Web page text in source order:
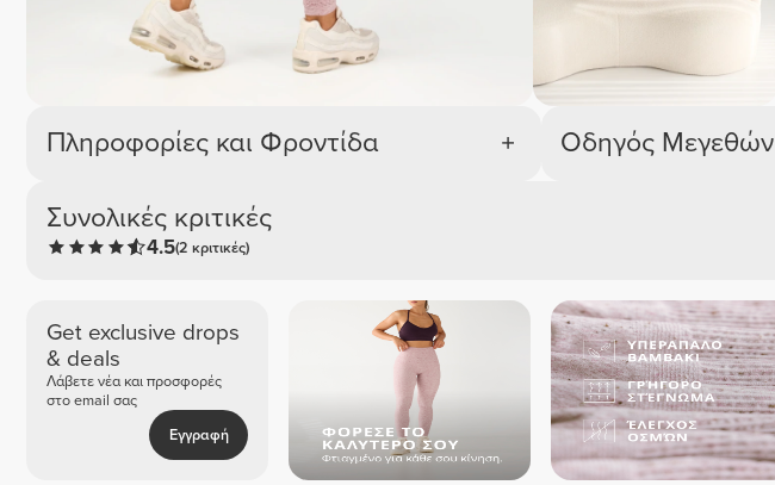
Πληροφορίες και Φροντίδα
Συνολικές κριτικές
4.5(2 κριτικές)
Οδηγός Μεγεθών
Get exclusive drops
& deals
Λάβετε νέα και προσφορές
στο email σας
Εγγραφή